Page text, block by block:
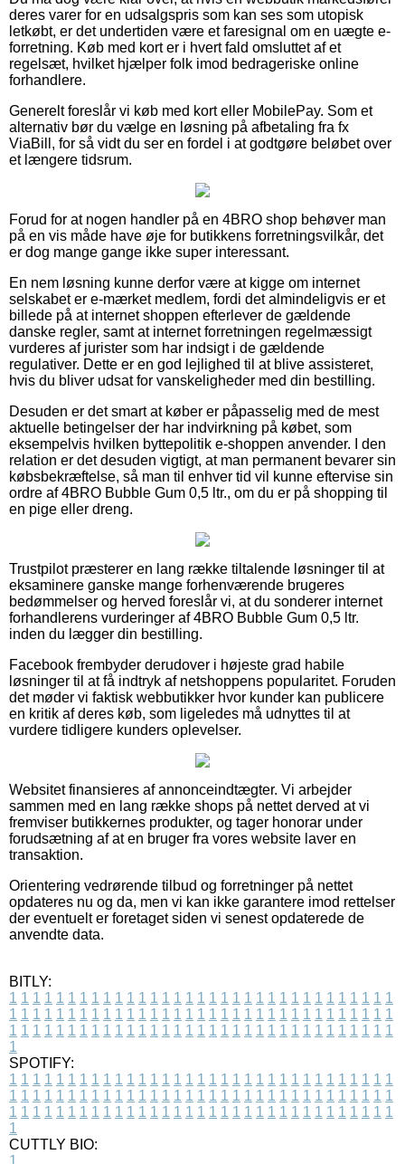
deres varer for en udsalgspris som kan ses som utopisk
letkøbt, er det undertiden være et faresignal om en uægte e-
forretning. Køb med kort er i hvert fald omsluttet af et
regelsæt, hvilket hjælper folk imod bedrageriske online
forhandlere.
Generelt foreslår vi køb med kort eller MobilePay. Som et
alternativ bør du vælge en løsning på afbetaling fra fx
ViaBill, for så vidt du ser en fordel i at godtgøre beløbet over
et længere tidsrum.
Forud for at nogen handler på en 4BRO shop behøver man
på en vis måde have øje for butikkens forretningsvilkår, det
er dog mange gange ikke super interessant.
En nem løsning kunne derfor være at kigge om internet
selskabet er e-mærket medlem, fordi det almindeligvis er et
billede på at internet shoppen efterlever de gældende
danske regler, samt at internet forretningen regelmæssigt
vurderes af jurister som har indsigt i de gældende
regulativer. Dette er en god lejlighed til at blive assisteret,
hvis du bliver udsat for vanskeligheder med din bestilling.
Desuden er det smart at køber er påpasselig med de mest
aktuelle betingelser der har indvirkning på købet, som
eksempelvis hvilken byttepolitik e-shoppen anvender. I den
relation er det desuden vigtigt, at man permanent bevarer sin
købsbekræftelse, så man til enhver tid vil kunne eftervise sin
ordre af 4BRO Bubble Gum 0,5 ltr., om du er på shopping til
en pige eller dreng.
Trustpilot præsterer en lang række tiltalende løsninger til at
eksaminere ganske mange forhenværende brugeres
bedømmelser og herved foreslår vi, at du sonderer internet
forhandlerens vurderinger af 4BRO Bubble Gum 0,5 ltr.
inden du lægger din bestilling.
Facebook frembyder derudover i højeste grad habile
løsninger til at få indtryk af netshoppens popularitet. Foruden
det møder vi faktisk webbutikker hvor kunder kan publicere
en kritik af deres køb, som ligeledes må udnyttes til at
vurdere tidligere kunders oplevelser.
Websitet finansieres af annonceindtægter. Vi arbejder
sammen med en lang række shops på nettet derved at vi
fremviser butikkernes produkter, og tager honorar under
forudsætning af at en bruger fra vores website laver en
transaktion.
Orientering vedrørende tilbud og forretninger på nettet
opdateres nu og da, men vi kan ikke garantere imod rettelser
der eventuelt er foretaget siden vi senest opdaterede de
anvendte data.
BITLY:
1 1 1 1 1 1 1 1 1 1 1 1 1 1 1 1 1 1 1 1 1 1 1 1 1 1 1 1 1 1 1 1 1
1 1 1 1 1 1 1 1 1 1 1 1 1 1 1 1 1 1 1 1 1 1 1 1 1 1 1 1 1 1 1 1 1
1 1 1 1 1 1 1 1 1 1 1 1 1 1 1 1 1 1 1 1 1 1 1 1 1 1 1 1 1 1 1 1 1
1
SPOTIFY:
1 1 1 1 1 1 1 1 1 1 1 1 1 1 1 1 1 1 1 1 1 1 1 1 1 1 1 1 1 1 1 1 1
1 1 1 1 1 1 1 1 1 1 1 1 1 1 1 1 1 1 1 1 1 1 1 1 1 1 1 1 1 1 1 1 1
1 1 1 1 1 1 1 1 1 1 1 1 1 1 1 1 1 1 1 1 1 1 1 1 1 1 1 1 1 1 1 1 1
1
CUTTLY BIO:
1